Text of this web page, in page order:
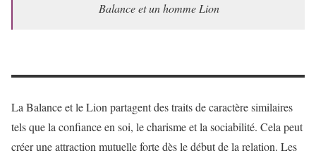
Balance et un homme Lion
La Balance et le Lion partagent des traits de caractère similaires
tels que la confiance en soi, le charisme et la sociabilité. Cela peut
créer une attraction mutuelle forte dès le début de la relation. Les